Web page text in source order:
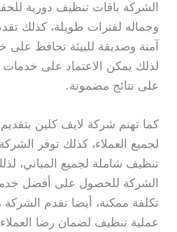
الشركة باقات تنظيف دورية
وجماله لفترات طويلة، كذلك
آمنة وصديقة للبيئة تحافظ على
لذلك يمكن الاعتماد على
على نتائج مضمونة.
كما تهتم شركة لايف كلين
لجميع العملاء، كذلك توفر
تنظيف شاملة لجميع المباني،
الشركة للحصول على أفضل
تكلفة ممكنة، أيضا تقدم الشركة
عملية تنظيف لضمان رضا العملاء